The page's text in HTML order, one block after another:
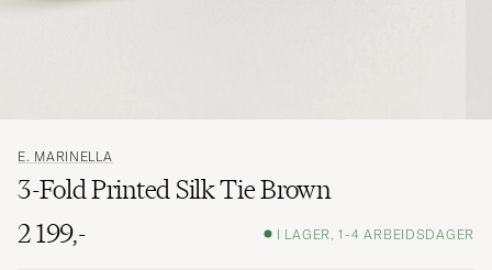
E. MARINELLA
3-Fold Printed Silk Tie Brown
2 199,-
I LAGER, 1-4 ARBEIDSDAGER